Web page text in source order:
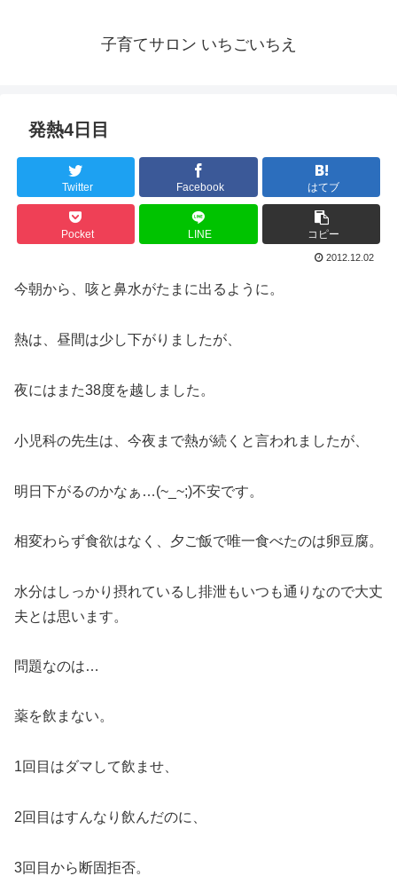
子育てサロン いちごいちえ
発熱4日目
Twitter Facebook はてブ
Pocket LINE コピー
2012.12.02
今朝から、咳と鼻水がたまに出るように。
熱は、昼間は少し下がりましたが、
夜にはまた38度を越しました。
小児科の先生は、今夜まで熱が続くと言われましたが、
明日下がるのかなぁ…(~_~;)不安です。
相変わらず食欲はなく、夕ご飯で唯一食べたのは卵豆腐。
水分はしっかり摂れているし排泄もいつも通りなので大丈
夫とは思います。
問題なのは…
薬を飲まない。
1回目はダマして飲ませ、
2回目はすんなり飲んだのに、
3回目から断固拒否。